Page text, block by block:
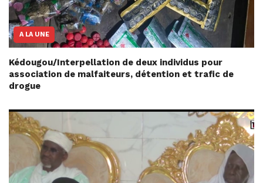
A LA UNE
Kédougou/Interpellation de deux individus pour
association de malfaiteurs, détention et trafic de
drogue